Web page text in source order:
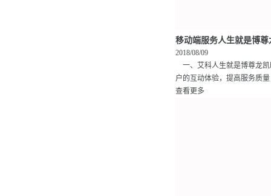
移动端服务人生就是博
2018/08/09
一、艾科人生就是博尊龙
户的互动体验，提高服务质
查看更多